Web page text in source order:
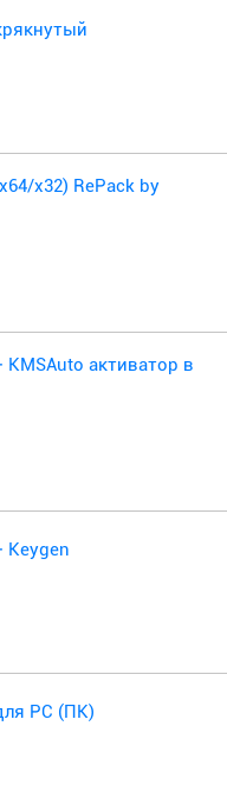
x32) RePack by
KMSAuto активатор в
Keygen
PC (ПК)